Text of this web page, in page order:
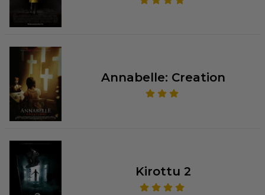
Annabelle: Creation
Kirottu 2